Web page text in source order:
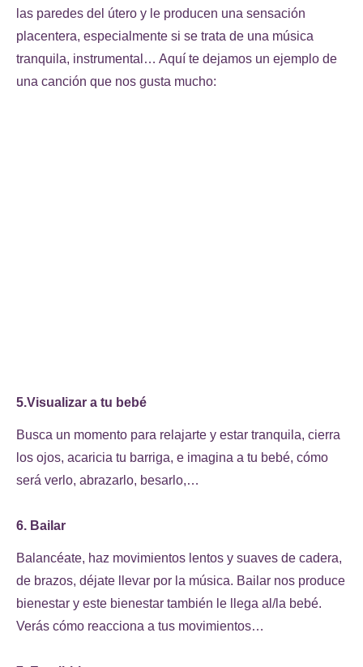
las paredes del útero y le producen una sensación
placentera, especialmente si se trata de una música
tranquila, instrumental… Aquí te dejamos un ejemplo de
una canción que nos gusta mucho:
5.Visualizar a tu bebé
Busca un momento para relajarte y estar tranquila, cierra
los ojos, acaricia tu barriga, e imagina a tu bebé, cómo
será verlo, abrazarlo, besarlo,…
6. Bailar
Balancéate, haz movimientos lentos y suaves de cadera,
de brazos, déjate llevar por la música. Bailar nos produce
bienestar y este bienestar también le llega al/la bebé.
Verás cómo reacciona a tus movimientos…